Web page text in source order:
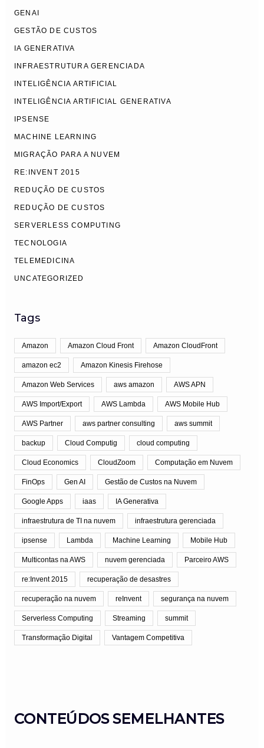
GENAI
GESTÃO DE CUSTOS
IA GENERATIVA
INFRAESTRUTURA GERENCIADA
INTELIGÊNCIA ARTIFICIAL
INTELIGÊNCIA ARTIFICIAL GENERATIVA
IPSENSE
MACHINE LEARNING
MIGRAÇÃO PARA A NUVEM
RE:INVENT 2015
REDUÇÃO DE CUSTOS
REDUÇÃO DE CUSTOS
SERVERLESS COMPUTING
TECNOLOGIA
TELEMEDICINA
UNCATEGORIZED
Tags
Amazon Amazon Cloud Front Amazon CloudFront
amazon ec2 Amazon Kinesis Firehose
Amazon Web Services aws amazon AWS APN
AWS Import/Export AWS Lambda AWS Mobile Hub
AWS Partner aws partner consulting aws summit
backup Cloud Computig cloud computing
Cloud Economics CloudZoom Computação em Nuvem
FinOps Gen AI Gestão de Custos na Nuvem
Google Apps iaas IA Generativa
infraestrutura de TI na nuvem infraestrutura gerenciada
ipsense Lambda Machine Learning Mobile Hub
Multicontas na AWS nuvem gerenciada Parceiro AWS
re:Invent 2015 recuperação de desastres
recuperação na nuvem reInvent segurança na nuvem
Serverless Computing Streaming summit
Transformação Digital Vantagem Competitiva
CONTEÚDOS SEMELHANTES